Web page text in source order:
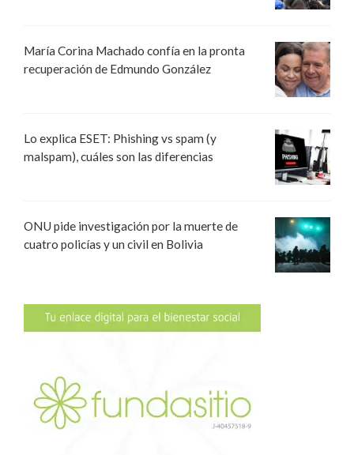
María Corina Machado confía en la pronta
recuperación de Edmundo González
Lo explica ESET: Phishing vs spam (y
malspam), cuáles son las diferencias
ONU pide investigación por la muerte de
cuatro policías y un civil en Bolivia